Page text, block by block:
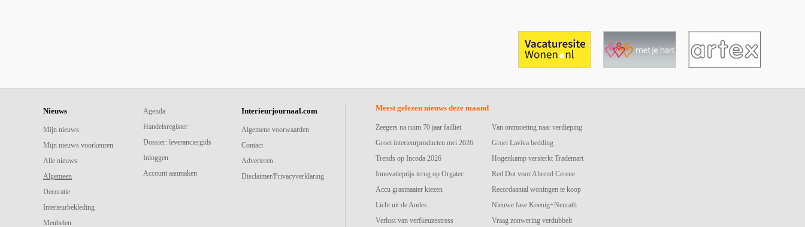
Nieuws
Mijn nieuws
Mijn nieuws voorkeuren
Alle nieuws
Algemeen
Decoratie
Interieurbekleding
Meubelen
Agenda
Handelsregister
Dossier: leveranciergids
Inloggen
Account aanmaken
Interieurjournaal.com
Algemene voorwaarden
Contact
Adverteren
Disclaimer/Privacyverklaring
Meest gelezen nieuws deze maand
Zeegers na ruim 70 jaar failliet
Groei interieurproducten mei 2026
Trends op Incoda 2026
Innovatieprijs terug op Orgatec
Accu grasmaaier kiezen
Licht uit de Andes
Verlost van verfkeuzestress
Van ontmoeting naar verdieping
Groei Laviva bedding
Hogenkamp versterkt Trademart
Red Dot voor Ahrend Cerene
Recordaantal woningen te koop
Nieuwe fase Koenig+Neurath
Vraag zonwering verdubbelt